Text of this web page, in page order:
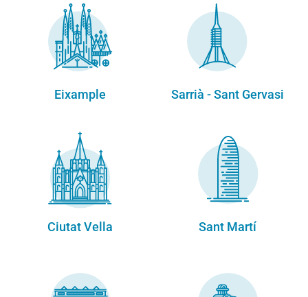
Eixample Sarrià - Sant Gervasi
Ciutat Vella Sant Martí